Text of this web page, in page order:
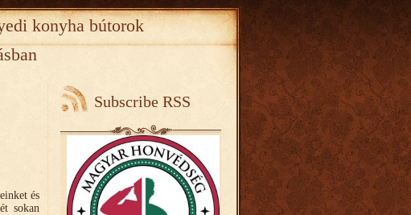
konyha bútorok
és
sokan
Subscribe RSS